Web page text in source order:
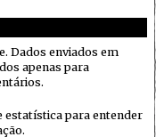
Dados enviados em
apenas para
estatística para entender